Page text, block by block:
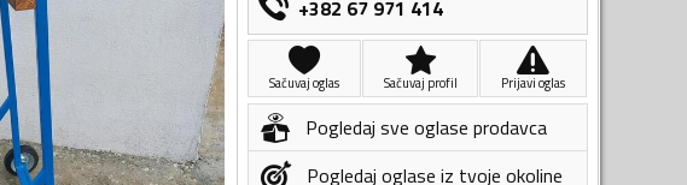
+382 67 971 414
Sačuvaj oglas Sačuvaj profil Prijavi oglas
Pogledaj sve oglase prodavca
Pogledaj oglase iz tvoje okoline